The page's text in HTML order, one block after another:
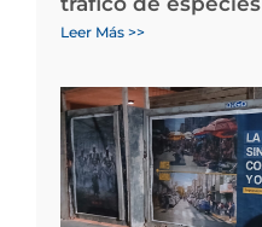
Leer Más >>